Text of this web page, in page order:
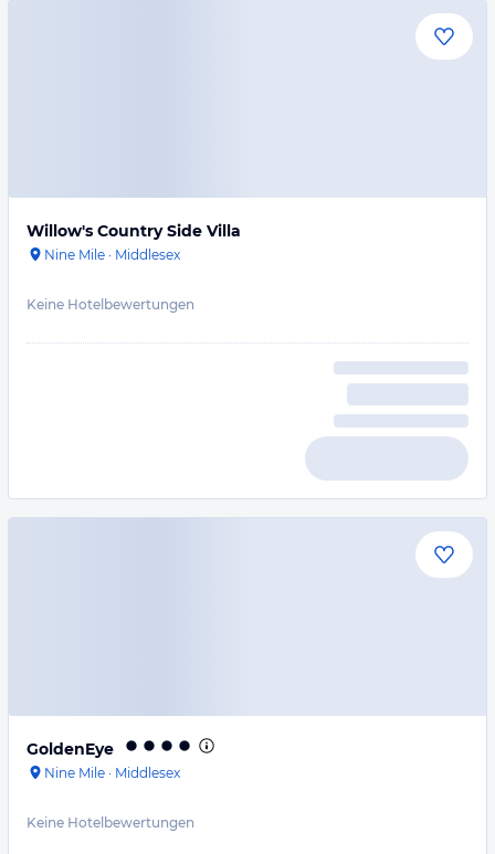
Willow's Country Side Villa
Nine Mile · Middlesex
Keine Hotelbewertungen
GoldenEye
Nine Mile · Middlesex
Keine Hotelbewertungen